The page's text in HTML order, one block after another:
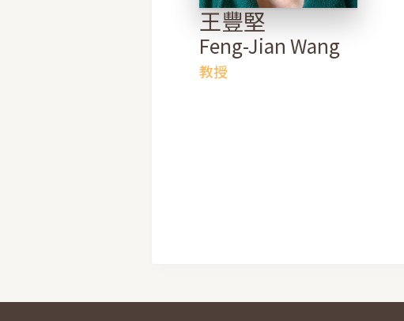
王豐堅
Feng-Jian Wang
教授